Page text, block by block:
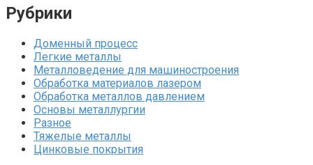
Рубрики
Доменный процесс
Легкие металлы
Металловедение для машиностроения
Обработка материалов лазером
Обработка металлов давлением
Основы металлургии
Разное
Тяжелые металлы
Цинковые покрытия